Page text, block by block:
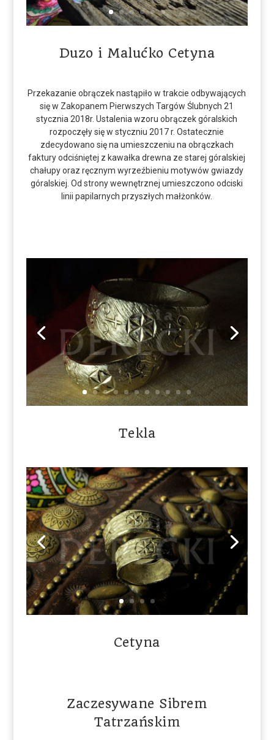
Duzo i Malućko Cetyna
Przekazanie obrączek nastąpiło w trakcie odbywających
się w Zakopanem Pierwszych Targów Ślubnych 21
stycznia 2018r. Ustalenia wzoru obrączek góralskich
rozpoczęły się w styczniu 2017 r. Ostatecznie
zdecydowano się na umieszczeniu na obrączkach
faktury odciśniętej z kawałka drewna ze starej góralskiej
chałupy oraz ręcznym wyrzeźbieniu motywów gwiazdy
góralskiej. Od strony wewnętrznej umieszczono odciski
linii papilarnych przyszłych małżonków.
Tekla
Cetyna
Zaczesywane Sibrem
Tatrzańskim